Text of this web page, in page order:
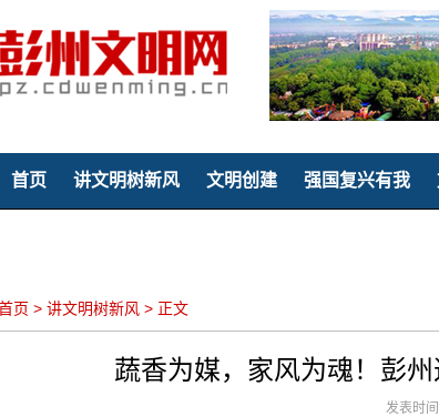
首页 讲文明树新风 文明创建 强国复兴有我
页 > 讲文明树新风 > 正文
蔬香为媒，家风为魂！彭
发表时